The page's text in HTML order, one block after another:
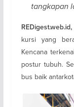
tangkapan
REDigest.web.id,
kursi yang
Kencana
postur tubuh.
bus baik